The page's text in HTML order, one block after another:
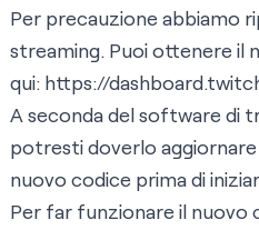
Per precauzione abbiamo
streaming. Puoi ottenere il
qui: https://
A seconda del software di
potresti doverlo
nuovo codice prima di
Per far funzionare il nuovo